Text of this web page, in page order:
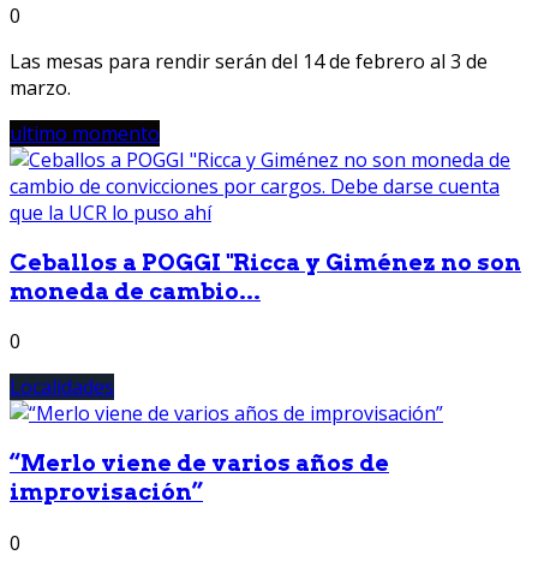
0
Las mesas para rendir serán del 14 de febrero al 3 de
marzo.
ultimo momento
Ceballos a POGGI "Ricca y Giménez no son
moneda de cambio...
0
Localidades
“Merlo viene de varios años de
improvisación”
0